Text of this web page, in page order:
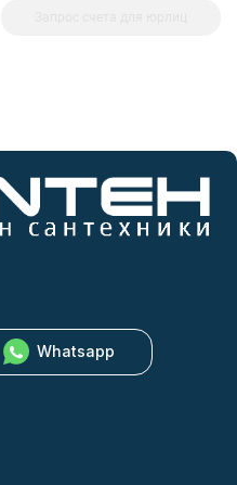
Whatsapp